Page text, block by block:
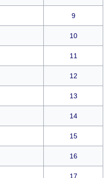
9
10
11
12
13
14
15
16
17